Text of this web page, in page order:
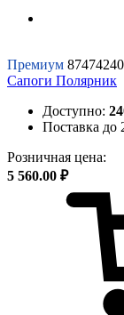
Премиум 87474240
Сапоги Полярник
Доступно:
Поставка до
Розничная цена:
5 560.00 ₽